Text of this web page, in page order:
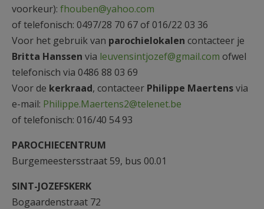
voorkeur): fhouben@yahoo.com
of telefonisch: 0497/28 70 67 of 016/22 03 36
Voor het gebruik van parochielokalen contacteer je
Britta Hanssen via leuvensintjozef@gmail.com ofwel
telefonisch via 0486 88 03 69
Voor de kerkraad, contacteer Philippe Maertensvia
e-mail: Philippe.Maertens2@telenet.be
of telefonisch: 016/40 54 93
PAROCHIECENTRUM
Burgemeestersstraat 59, bus 00.01
SINT-JOZEFSKERK
Bogaardenstraat 72